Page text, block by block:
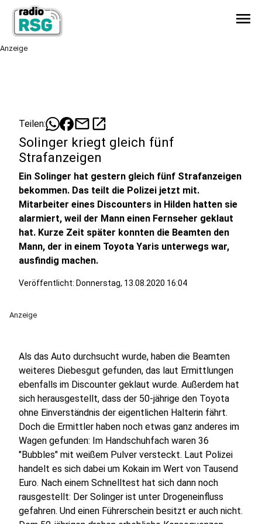
menu
Anzeige
Teilen: mailopen_in_new
Solinger kriegt gleich fünf
Strafanzeigen
Ein Solinger hat gestern gleich fünf Strafanzeigen
bekommen. Das teilt die Polizei jetzt mit.
Mitarbeiter eines Discounters in Hilden hatten sie
alarmiert, weil der Mann einen Fernseher geklaut
hat. Kurze Zeit später konnten die Beamten den
Mann, der in einem Toyota Yaris unterwegs war,
ausfindig machen.
Veröffentlicht: Donnerstag, 13.08.2020 16:04
Anzeige
Als das Auto durchsucht wurde, haben die Beamten
weiteres Diebesgut gefunden, das laut Ermittlungen
ebenfalls im Discounter geklaut wurde. Außerdem hat
sich herausgestellt, dass der 50-jährige den Toyota
ohne Einverständnis der eigentlichen Halterin fährt.
Doch die Ermittler haben noch etwas ganz anderes im
Wagen gefunden: Im Handschuhfach waren 36
"Bubbles" mit weißem Pulver versteckt. Laut Polizei
handelt es sich dabei um Kokain im Wert von Tausend
Euro. Nach einem Schnelltest hat sich dann noch
rausgestellt: Der Solinger ist unter Drogeneinfluss
gefahren. Und einen Führerschein besitzt er auch nicht.